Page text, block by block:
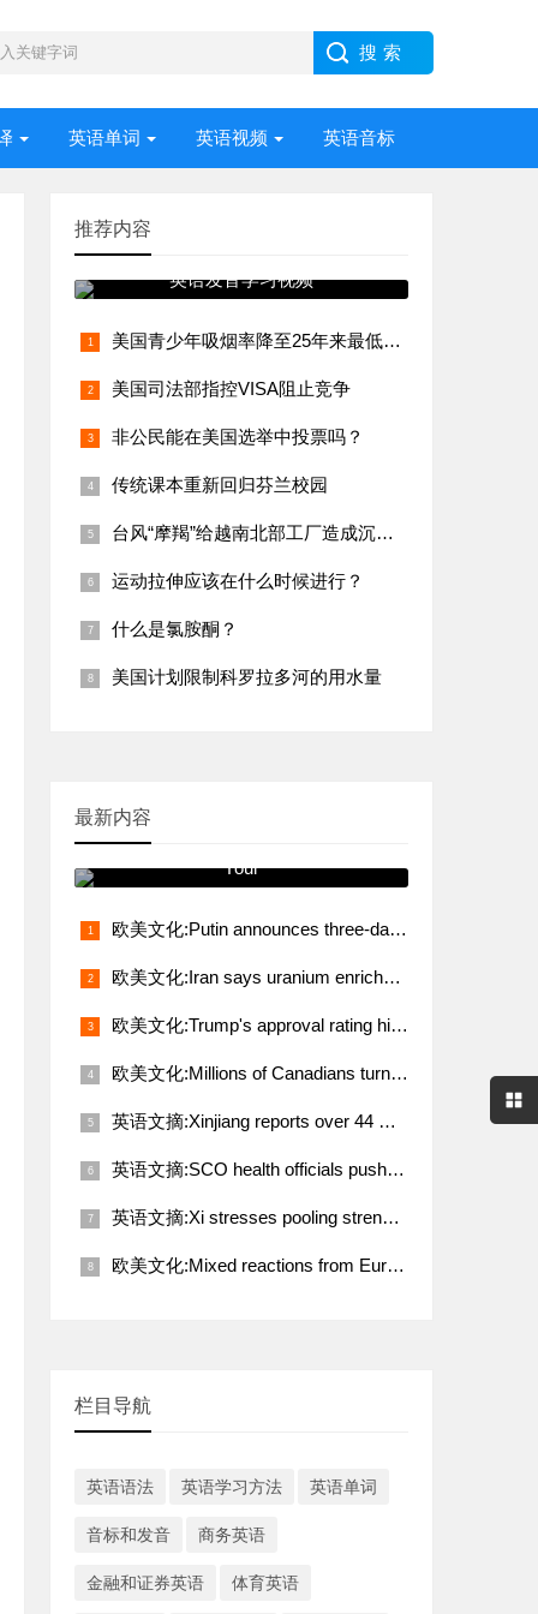
英语单词 英语视频 英语音标
推荐内容
英语发音学习视频
美国青少年吸烟率降至25年来最低水平
美国司法部指控VISA阻止竞争
非公民能在美国选举中投票吗？
传统课本重新回归芬兰校园
台风“摩羯”给越南北部工厂造成沉重打击
运动拉伸应该在什么时候进行？
什么是氯胺酮？
美国计划限制科罗拉多河的用水量
最新内容
跟我学发音 You Will See It on
Your
欧美文化:Putin announces three-day truce from midnight May 8
欧美文化:Iran says uranium enrichment, sanctions relief non-negotiable demands in talks with U.S.
欧美文化:Trump's approval rating hits lowest level in 80 years
欧美文化:Millions of Canadians turn up for voting amid Trump's fresh threat
英语文摘:Xinjiang reports over 44 million tourist visits in Q1
英语文摘:SCO health officials push for deeper coordination toward better future
英语文摘:Xi stresses pooling strength of working people for rejuvenation of Chinese nation
欧美文化:Mixed reactions from European countries to Trump-Putin call on Ukraine
栏目导航
英语语法 英语学习方法 英语单词
音标和发音 商务英语
金融和证券英语 体育英语